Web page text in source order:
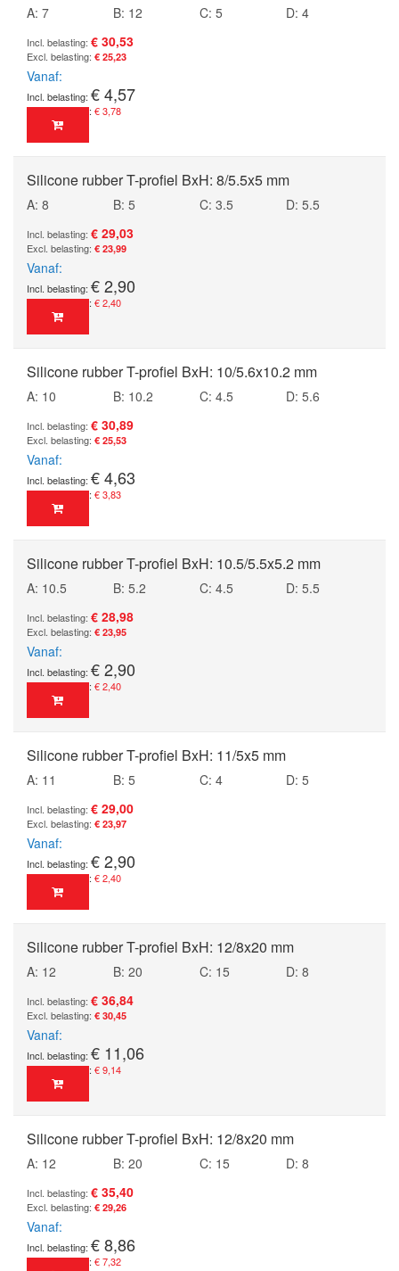
A: 7 B: 12 C: 5
D: 4
€ 30,53
€ 25,23
Vanaf
€ 4,57
€ 3,78
Silicone rubber T-profiel BxH: 8/5.5x5 mm
A: 8 B: 5 C: 3.5
D: 5.5
€ 29,03
€ 23,99
Vanaf
€ 2,90
€ 2,40
Silicone rubber T-profiel BxH: 10/5.6x10.2 mm
A: 10 B: 10.2 C: 4.5
D: 5.6
€ 30,89
€ 25,53
Vanaf
€ 4,63
€ 3,83
Silicone rubber T-profiel BxH: 10.5/5.5x5.2 mm
A: 10.5 B: 5.2 C: 4.5
D: 5.5
€ 28,98
€ 23,95
Vanaf
€ 2,90
€ 2,40
Silicone rubber T-profiel BxH: 11/5x5 mm
A: 11 B: 5 C: 4
D: 5
€ 29,00
€ 23,97
Vanaf
€ 2,90
€ 2,40
Silicone rubber T-profiel BxH: 12/8x20 mm
A: 12 B: 20 C: 15
D: 8
€ 36,84
€ 30,45
Vanaf
€ 11,06
€ 9,14
Silicone rubber T-profiel BxH: 12/8x20 mm
A: 12 B: 20 C: 15
D: 8
€ 35,40
€ 29,26
Vanaf
€ 8,86
€ 7,32